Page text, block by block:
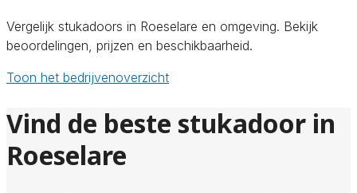
Vergelijk stukadoors in Roeselare en omgeving. Bekijk
beoordelingen, prijzen en beschikbaarheid.
Toon het bedrijvenoverzicht
Vind de beste stukadoor in
Roeselare